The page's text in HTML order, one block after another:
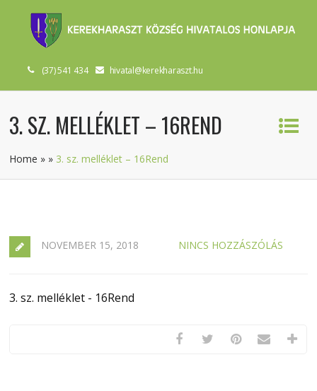
(37) 541 434 hivatal@kerekharaszt.hu
3. SZ. MELLÉKLET – 16REND
Home » » 3. sz. melléklet – 16Rend
NOVEMBER 15, 2018 NINCS HOZZÁSZÓLÁS
3. sz. melléklet - 16Rend